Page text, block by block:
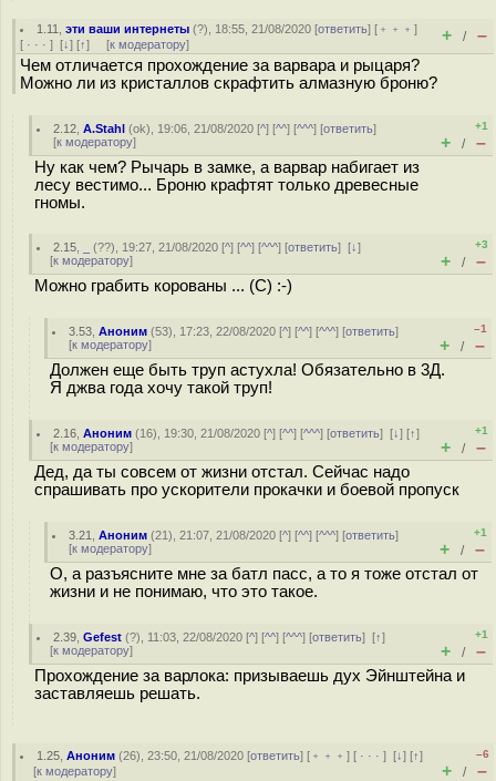
1.11 ,эти ваши интернеты (?), 18:55, 21/08/2020 [ответить] [ ﹢﹢﹢]
[ · · · ] [↓] [↑] [к модератору] + / –
Чем отличается прохождение за варвара и рыцаря?
Можно ли из кристаллов скрафтить алмазную броню?
2.12 ,A.Stahl (ok), 19:06, 21/08/2020 [^] [^^] [^^^] [ответить]
[к модератору]
+1
+ / –
Ну как чем? Рычарь в замке, а варвар набигает из
лесу вестимо... Броню крафтят только древесные
гномы.
2.15 (??), 19:27, 21/08/2020 [^] [^^] [^^^] [ответить][↓]
[к модератору]
+3
+ / –
Можно грабить корованы ... (С) :-)
3.53 ,Аноним (53), 17:23, 22/08/2020 [^] [^^] [^^^] [ответить]
[к модератору]
–1
+ / –
Должен еще быть труп астухла! Обязательно в 3Д.
Я джва года хочу такой труп!
2.16 ,Аноним (16), 19:30, 21/08/2020 [^] [^^] [^^^] [ответить][↓] [↑]
[к модератору]
+1
+ / –
Дед, да ты совсем от жизни отстал. Сейчас надо
спрашивать про ускорители прокачки и боевой пропуск
3.21 ,Аноним (21), 21:07, 21/08/2020 [^] [^^] [^^^] [ответить]
[к модератору]
+1
+ / –
О, а разъясните мне за батл пасс, а то я тоже отстал от
жизни и не понимаю, что это такое.
2.39 ,Gefest (?), 11:03, 22/08/2020 [^] [^^] [^^^] [ответить][↑]
[к модератору]
+1
+ / –
Прохождение за варлока: призываешь дух Эйнштейна и
заставляешь решать.
1.25 ,Аноним (26), 23:50, 21/08/2020 [ответить] [ ﹢﹢﹢] [ · · ·][↓] [↑]
[к модератору]
–6
+ / –